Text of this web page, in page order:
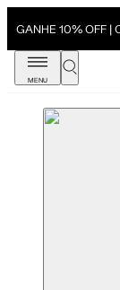
GANHE 10% OFF |
MENU